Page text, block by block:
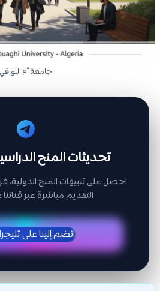
جامعة أم البواقي
تحديثات المنح
احصل على تنبيهات المنح
التقديم مباشرة عبر
انضم إلينا على